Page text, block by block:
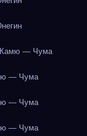
Камю — Чума
— Чума
— Чума
— Чума